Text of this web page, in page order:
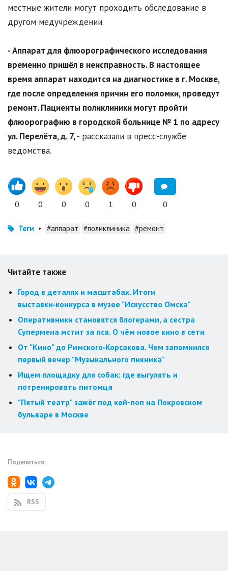
местные жители могут проходить обследование в
другом медучреждении.
- Аппарат для флюорографического исследования
временно пришёл в неисправность. В настоящее
время аппарат находится на диагностике в г. Москве,
где после определения причин его поломки, проведут
ремонт. Пациенты поликлиники могут пройти
флюорографию в городской больнице № 1 по адресу
ул. Перелёта, д. 7,- рассказали в пресс-службе
ведомства.
0 0 0 0 1 0 0
Теги • #аппарат #поликлиника #ремонт
Читайте также
Город в деталях и масштабах. Итоги
выставки‑конкурса в музее "Искусство Омска"
Оперативники становятся блогерами, а сестра
Супермена мстит за пса. О чём новое кино в сети
От "Кино" до Римского‑Корсакова. Чем запомнился
первый вечер "Музыкального пикника"
Ищем площадку для собак: где выгулять и
потренировать питомца
"Пятый театр" зажёг под кей-поп на Покровском
бульваре в Москве
Поделиться:
RSS